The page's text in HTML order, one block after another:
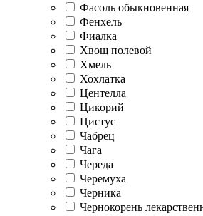
Фасоль обыкновенная
Фенхель
Фиалка
Хвощ полевой
Хмель
Хохлатка
Центелла
Цикорий
Цистус
Чабрец
Чага
Череда
Черемуха
Черника
Чернокорень